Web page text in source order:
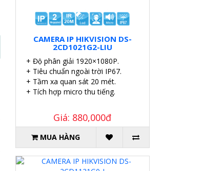
CAMERA IP HIKVISION DS-
2CD1021G2-LIU
+ Độ phân giải 1920×1080P.
+ Tiêu chuẩn ngoài trời IP67.
+ Tầm xa quan sát 20 mét.
+ Tích hợp micro thu tiếng.
Giá: 880,000đ
MUA HÀNG